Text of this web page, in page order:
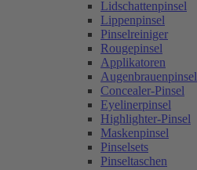
Lidschattenpinsel
Lippenpinsel
Pinselreiniger
Rougepinsel
Applikatoren
Augenbrauenpinsel
Concealer-Pinsel
Eyelinerpinsel
Highlighter-Pinsel
Maskenpinsel
Pinselsets
Pinseltaschen